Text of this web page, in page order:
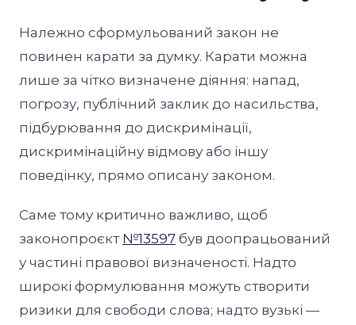
Належно сформульований закон не
повинен карати за думку. Карати можна
лише за чітко визначене діяння: напад,
погрозу, публічний заклик до насильства,
підбурювання до дискримінації,
дискримінаційну відмову або іншу
поведінку, прямо описану законом.
Саме тому критично важливо, щоб
законопроєкт №13597 був доопрацьований
у частині правової визначеності. Надто
широкі формулювання можуть створити
ризики для свободи слова; надто вузькі —